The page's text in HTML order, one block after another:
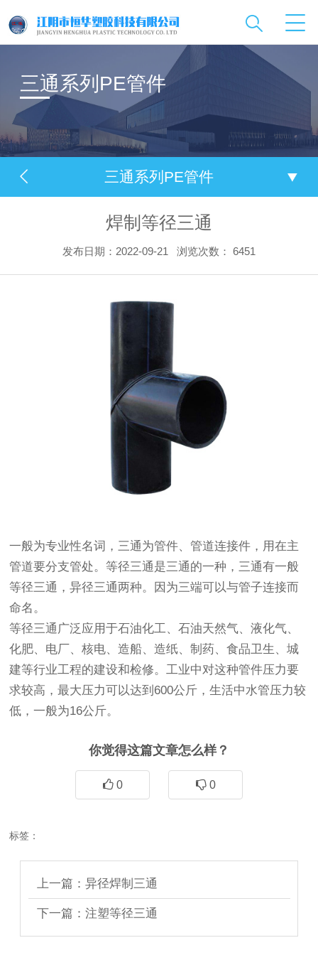
三通系列PE管件
三通系列PE管件
焊制等径三通
发布日期：2022-09-21 浏览次数：6451
一般为专业性名词，三通为管件、管道连接件，用在主
管道要分支管处。等径三通是三通的一种，三通有一般
等径三通，异径三通两种。因为三端可以与管子连接而
命名。
等径三通广泛应用于石油化工、石油天然气、液化气、
化肥、电厂、核电、造船、造纸、制药、食品卫生、城
建等行业工程的建设和检修。工业中对这种管件压力要
求较高，最大压力可以达到600公斤，生活中水管压力较
低，一般为16公斤。
你觉得这篇文章怎么样？
0 0
标签：
上一篇：异径焊制三通
下一篇：注塑等径三通